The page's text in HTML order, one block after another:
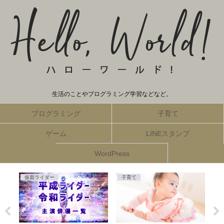
生活のことやプログラミング学習などなど。
プログラミング 子育て
ゲーム LINEスタンプ
WordPress
仮面ライダー 子育て